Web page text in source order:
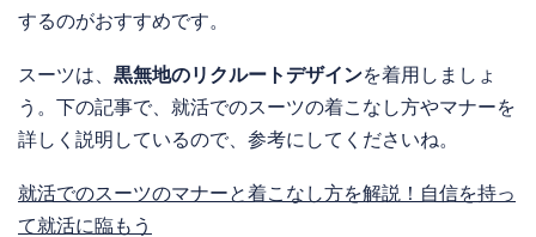
するのがおすすめです。
スーツは、 黒無地のリクルートデザインを着用しましょ
う。下の記事で、就活でのスーツの着こなし方やマナーを
詳しく説明しているので、参考にしてくださいね。
就活でのスーツのマナーと着こなし方を解説！自信を持っ
て就活に臨もう